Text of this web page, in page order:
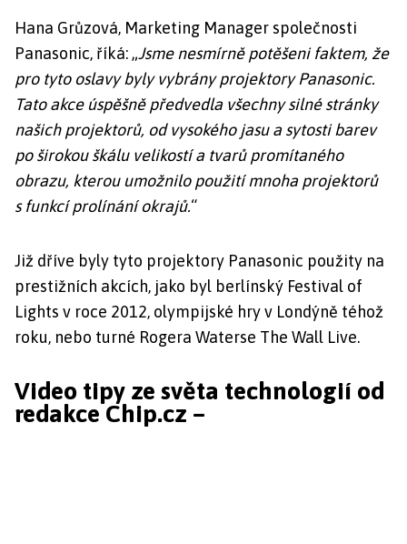
Hana Grůzová, Marketing Manager společnosti
Panasonic, říká: „Jsme nesmírně potěšeni faktem, že
pro tyto oslavy byly vybrány projektory Panasonic.
Tato akce úspěšně předvedla všechny silné stránky
našich projektorů, od vysokého jasu a sytosti barev
po širokou škálu velikostí a tvarů promítaného
obrazu, kterou umožnilo použití mnoha projektorů
s funkcí prolínání okrajů.“
Již dříve byly tyto projektory Panasonic použity na
prestižních akcích, jako byl berlínský Festival of
Lights v roce 2012, olympijské hry v Londýně téhož
roku, nebo turné Rogera Waterse The Wall Live.
Video tipy ze světa technologií od
redakce Chip.cz –